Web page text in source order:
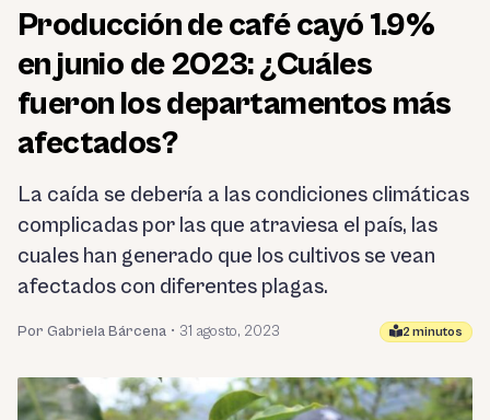
Producción de café cayó 1.9%
en junio de 2023: ¿Cuáles
fueron los departamentos más
afectados?
La caída se debería a las condiciones climáticas
complicadas por las que atraviesa el país, las
cuales han generado que los cultivos se vean
afectados con diferentes plagas.
Por Gabriela Bárcena • 31 agosto, 2023 2 minutos